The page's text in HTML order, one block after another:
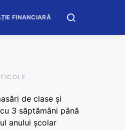
FINANCIARĂ
de clase și
3 săptămâni până
anului școlar